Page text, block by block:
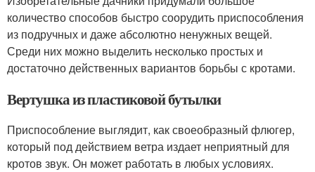
количество способов быстро соорудить приспособления
из подручных и даже абсолютно ненужных вещей.
Среди них можно выделить несколько простых и
достаточно действенных вариантов борьбы с кротами.
Вертушка из пластиковой бутылки
Приспособление выглядит, как своеобразный флюгер,
который под действием ветра издает неприятный для
кротов звук. Он может работать в любых условиях.